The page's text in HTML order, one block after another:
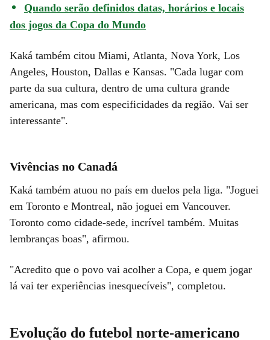
Quando serão definidos datas, horários e locais
dos jogos da Copa do Mundo
Kaká também citou Miami, Atlanta, Nova York, Los
Angeles, Houston, Dallas e Kansas. "Cada lugar com
parte da sua cultura, dentro de uma cultura grande
americana, mas com especificidades da região. Vai ser
interessante".
Vivências no Canadá
Kaká também atuou no país em duelos pela liga. "Joguei
em Toronto e Montreal, não joguei em Vancouver.
Toronto como cidade-sede, incrível também. Muitas
lembranças boas", afirmou.
"Acredito que o povo vai acolher a Copa, e quem jogar
lá vai ter experiências inesquecíveis", completou.
Evolução do futebol norte-americano